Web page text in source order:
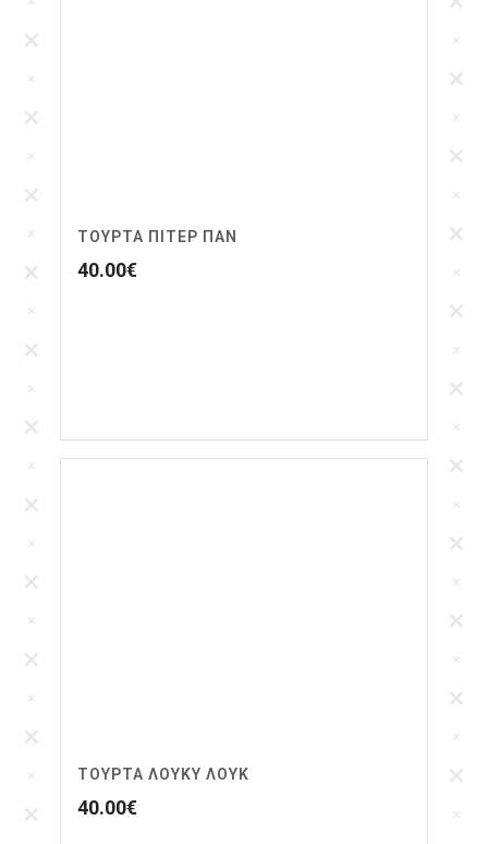
ΤΟΥΡΤΑ ΠΙΤΕΡ ΠΑΝ
40.00€
ΤΟΥΡΤΑ ΛΟΥΚΥ ΛΟΥΚ
40.00€